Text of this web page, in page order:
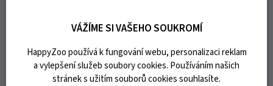
VÁŽÍME SI VAŠEHO SOUKROMÍ
HappyZoo používá k fungování webu, personalizaci reklam
a vylepšení služeb soubory cookies. Používáním našich
stránek s užitím souborů cookies souhlasíte.